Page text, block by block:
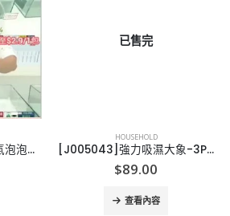
[K005111]韓國超強氧氣泡泡清潔粉-10包
已售完
HOUSEHOLD
[J005043]強力吸濕大象-3PCS/PACK
$89.00
查看內容